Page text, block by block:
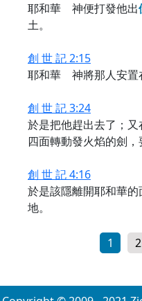
耶和華 神便打發他出
土。
創 世 記 2:15
耶和華 神將那人安置
創 世 記 3:24
於是把他趕出去了；又
四面轉動發火焰的劍，
創 世 記 4:16
於是該隱離開耶和華的
地。
1 2